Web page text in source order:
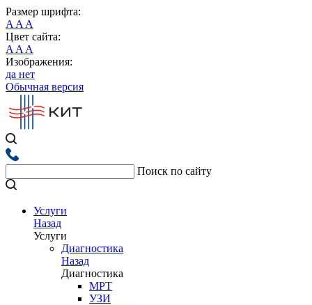
Размер шрифта:
A A A
Цвет сайта:
A A A
Изображения:
да нет
Обычная версия
Поиск по сайту
Услуги
Назад
Услуги
Диагностика
Назад
Диагностика
МРТ
УЗИ